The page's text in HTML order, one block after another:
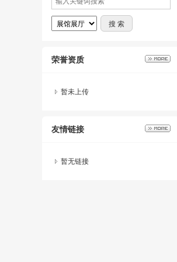
荣誉资质
暂未上传
友情链接
暂无链接